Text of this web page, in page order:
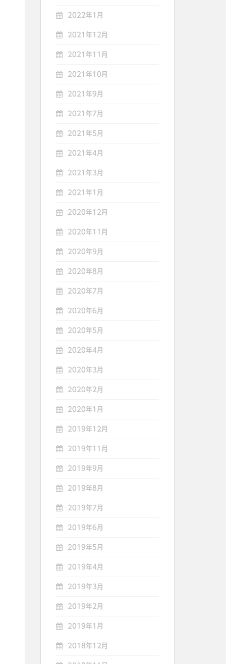
2022年1月
2021年12月
2021年11月
2021年10月
2021年9月
2021年7月
2021年5月
2021年4月
2021年3月
2021年1月
2020年12月
2020年11月
2020年9月
2020年8月
2020年7月
2020年6月
2020年5月
2020年4月
2020年3月
2020年2月
2020年1月
2019年12月
2019年11月
2019年9月
2019年8月
2019年7月
2019年6月
2019年5月
2019年4月
2019年3月
2019年2月
2019年1月
2018年12月